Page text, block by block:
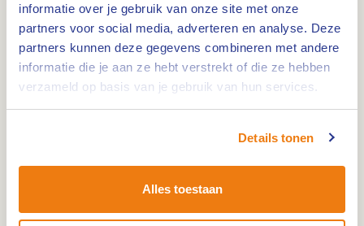
informatie over je gebruik van onze site met onze
partners voor social media, adverteren en analyse. Deze
partners kunnen deze gegevens combineren met andere
informatie die je aan ze hebt verstrekt of die ze hebben
verzameld op basis van je gebruik van hun services.
Details tonen
Alles toestaan
Op de website vind je informatie over toeristische
en recreatieve attracties en bestemmingen in de
regio. Daarbij is het mogelijk om door te klikken
naar waar je meer specifieke toeristische
informatie op regionaal en lokaal niveau vindt.
Als je via deze website deelneemt aan acties,
prijsvragen en/of enquêtes, moet je jouw naam,